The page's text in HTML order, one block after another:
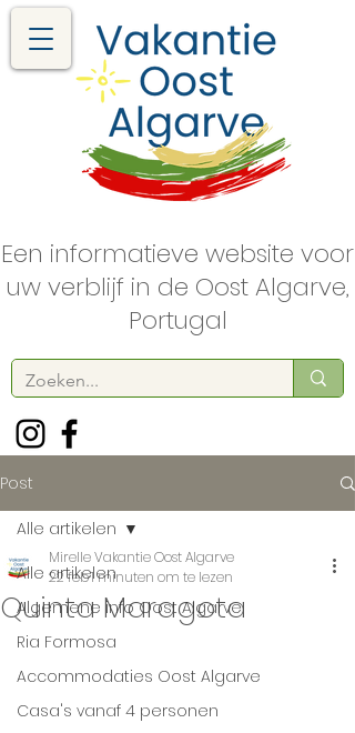
Een informatieve website voor
uw verblijf in de Oost Algarve,
Portugal
Post
Alle artikelen
Algemene info Oost Algarve
Ria Formosa
Accommodaties Oost Algarve
Casa's vanaf 4 personen
Alle artikelen
Quinta Maragota
Mirelle Vakantie Oost Algarve
22 feb1 minuten om te lezen